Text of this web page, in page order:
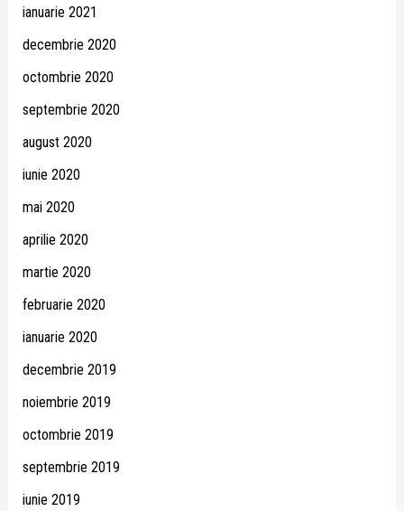
ianuarie 2021
decembrie 2020
octombrie 2020
septembrie 2020
august 2020
iunie 2020
mai 2020
aprilie 2020
martie 2020
februarie 2020
ianuarie 2020
decembrie 2019
noiembrie 2019
octombrie 2019
septembrie 2019
iunie 2019